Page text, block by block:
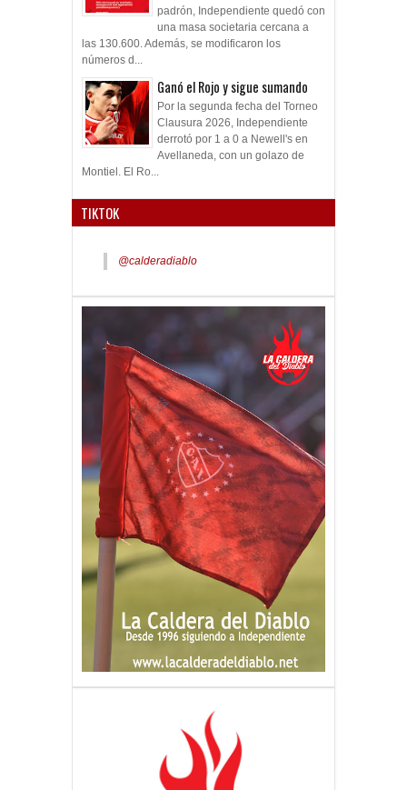
padrón, Independiente quedó con
una masa societaria cercana a
las 130.600. Además, se modificaron los
números d...
Ganó el Rojo y sigue sumando
Por la segunda fecha del Torneo
Clausura 2026, Independiente
derrotó por 1 a 0 a Newell's en
Avellaneda, con un golazo de
Montiel. El Ro...
TIKTOK
@calderadiablo